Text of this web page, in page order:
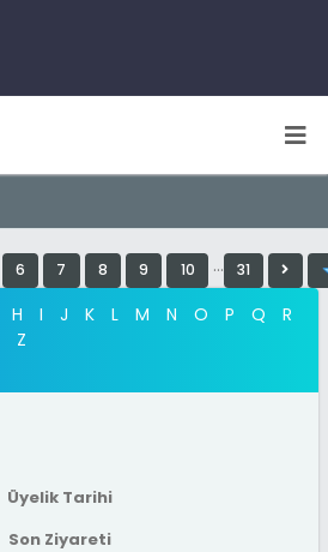
6 7 8 9 10 … 31
H I J K L M N O P Q
R
Z
Üyelik Tarihi
Son Ziyareti